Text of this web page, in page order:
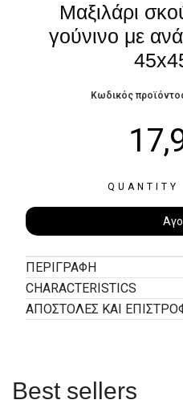
Μαξιλάρι
γούνινο με
Κωδικός
QUANTITY
ΠΕΡΙΓΡΑΦΉ
CHARACTERISTICS
ΑΠΟΣΤΟΛΕΣ ΚΑΙ
Best sellers